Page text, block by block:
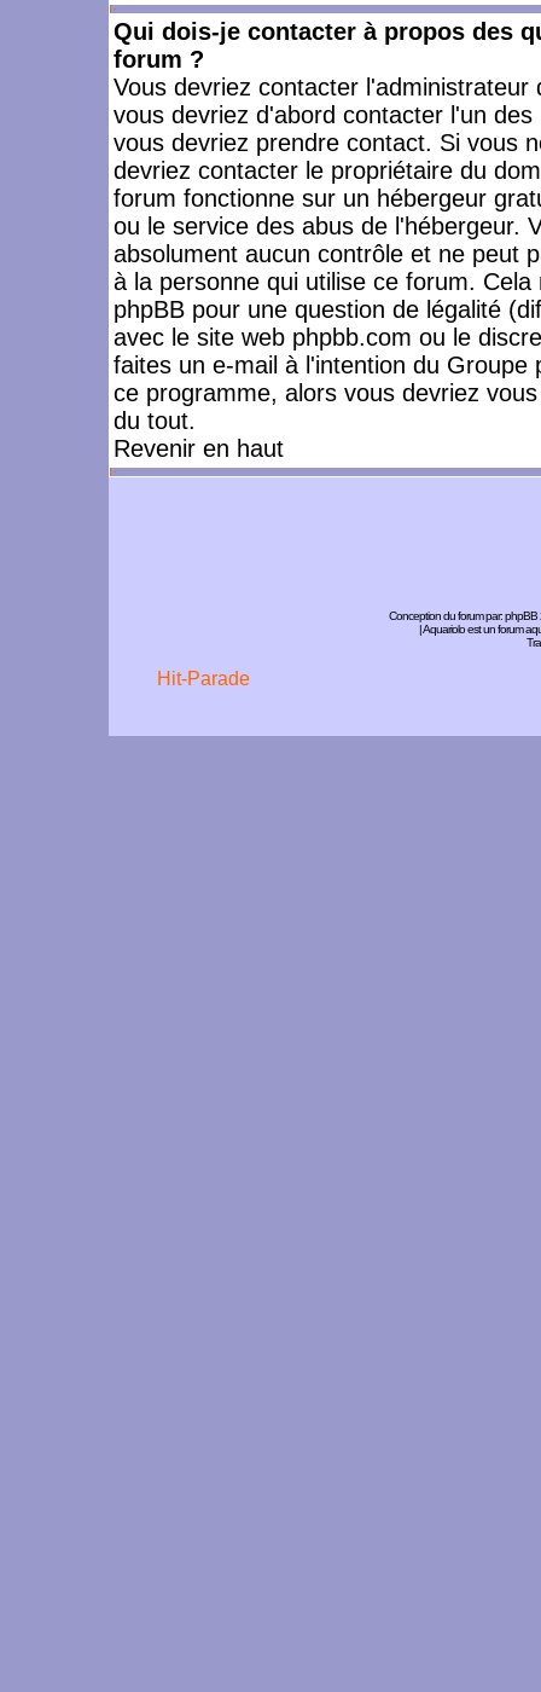
Qui dois-je contacter à propos des
forum ?
Vous devriez contacter
vous devriez d'abord contacter l'un
vous devriez prendre contact. Si vous
devriez contacter le propriétaire du
forum fonctionne sur un hébergeur
ou le service des abus de l'hébergeur.
absolument aucun contrôle et ne peut
à la personne qui utilise ce forum.
phpBB pour une question de légalité
avec le site web phpbb.com ou le
faites un e-mail à l'intention du
ce programme, alors vous devriez
du tout.
Revenir en haut
Conception du forum par:phpBB
| Aquariolo est un forum